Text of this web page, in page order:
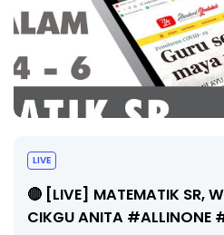
Sejarah Tingkatan 4
Unknown 7 hari yang lalu